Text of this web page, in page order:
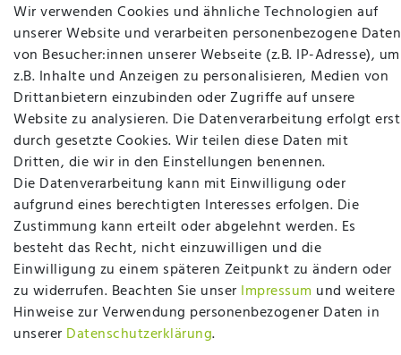
Betten Seifert – Ihr Fachgeschäft für Betten,
Matratzen, Bettwaren & mehr in Ibbenbüren. Sie
möchten richtig gut schlafen, legen Wert auf
qualitativ hochwertige Produkte und eine solide
Fachberatung für Matratzen und andere
Bettwaren? Dann sind Sie bei uns genau richtig.
Ob online oder vor Ort im Fachgeschäft in
Ibbenbüren - wir beraten Sie gerne!
Mehr erfahren
Wir verwenden Cookies und ähnliche Technologien auf
unserer Website und verarbeiten personenbezogene Daten
von Besucher:innen unserer Webseite (z.B. IP-Adresse), um
z.B. Inhalte und Anzeigen zu personalisieren, Medien von
Drittanbietern einzubinden oder Zugriffe auf unsere
Website zu analysieren. Die Datenverarbeitung erfolgt erst
durch gesetzte Cookies. Wir teilen diese Daten mit
Dritten, die wir in den Einstellungen benennen.
Die Datenverarbeitung kann mit Einwilligung oder
aufgrund eines berechtigten Interesses erfolgen. Die
Zustimmung kann erteilt oder abgelehnt werden. Es
besteht das Recht, nicht einzuwilligen und die
Einwilligung zu einem späteren Zeitpunkt zu ändern oder
zu widerrufen. Beachten Sie unser Impressum und weitere
Hinweise zur Verwendung personenbezogener Daten in
unserer Daten­schutz­erklärung.